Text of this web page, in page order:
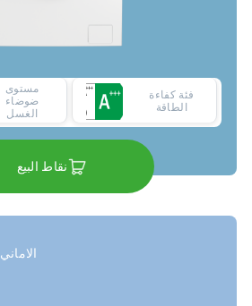
فئة كفاءة
الطاقة
مستوى
ضوضاء
الغسل
نقاط البيع
الاماني